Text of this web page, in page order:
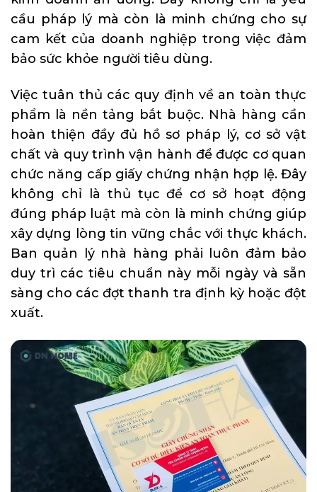
cầu pháp lý mà còn là minh chứng cho sự
cam kết của doanh nghiệp trong việc đảm
bảo sức khỏe người tiêu dùng.
Việc tuân thủ các quy định về an toàn thực
phẩm là nền tảng bắt buộc. Nhà hàng cần
hoàn thiện đầy đủ hồ sơ pháp lý, cơ sở vật
chất và quy trình vận hành để được cơ quan
chức năng cấp giấy chứng nhận hợp lệ. Đây
không chỉ là thủ tục để cơ sở hoạt động
đúng pháp luật mà còn là minh chứng giúp
xây dựng lòng tin vững chắc với thực khách.
Ban quản lý nhà hàng phải luôn đảm bảo
duy trì các tiêu chuẩn này mỗi ngày và sẵn
sàng cho các đợt thanh tra định kỳ hoặc đột
xuất.